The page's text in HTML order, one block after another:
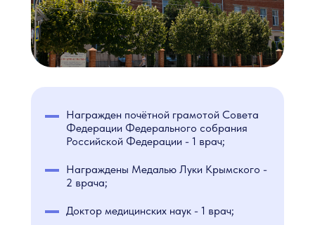
Награжден почётной грамотой Совета
Федерации Федерального собрания
Российской Федерации - 1 врач;
Награждены Медалью Луки Крымского -
2 врача;
Доктор медицинских наук - 1 врач;